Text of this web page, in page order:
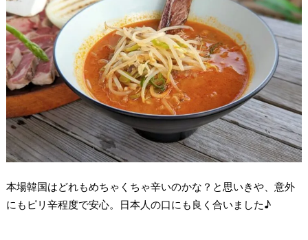
本場韓国はどれもめちゃくちゃ辛いのかな？と思いきや、意外
にもピリ辛程度で安心。日本人の口にも良く合いました♪